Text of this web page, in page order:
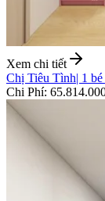
Xem chi tiết
Chị Tiêu Tình| 1
Chi Phí: